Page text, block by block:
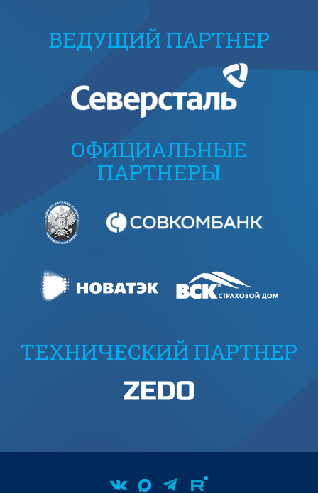
ВЕДУЩИЙ ПАРТНЕР
ОФИЦИАЛЬНЫЕ
ПАРТНЕРЫ
ТЕХНИЧЕСКИЙ ПАРТНЕР